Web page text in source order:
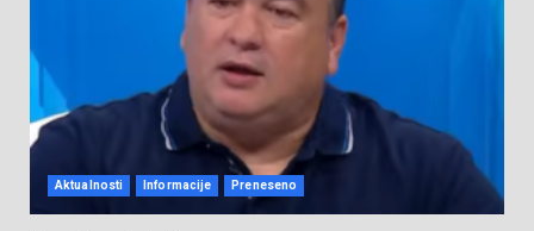
Aktualnosti Informacije Preneseno